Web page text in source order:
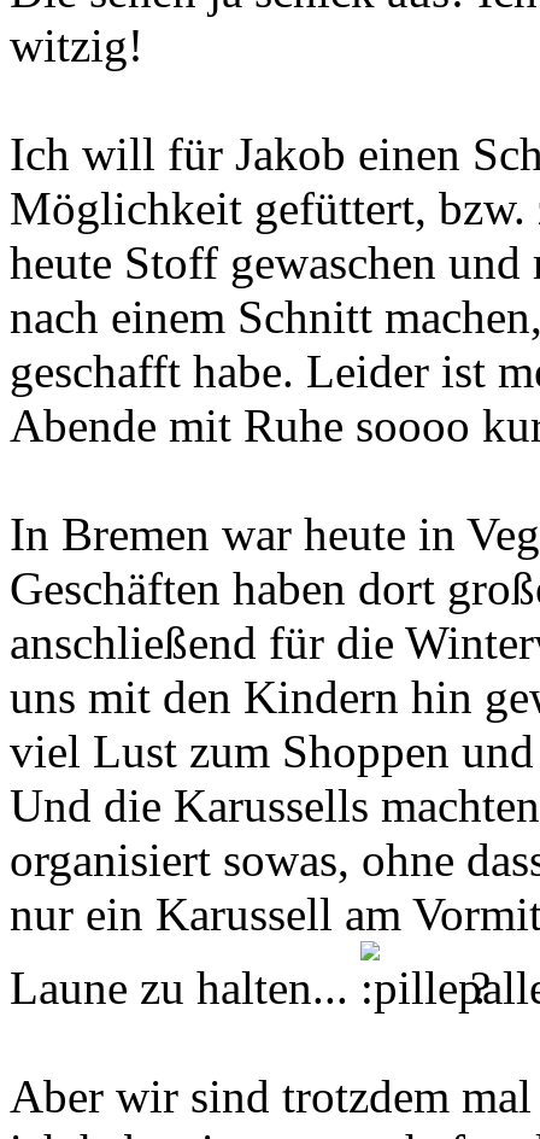
witzig!
Ich will für Jakob einen
Möglichkeit gefüttert,
heute Stoff gewaschen
nach einem Schnitt
geschafft habe. Leider ist
Abende mit Ruhe soooo
In Bremen war heute in
Geschäften haben dort
anschließend für die
uns mit den Kindern hin
viel Lust zum Shoppen
Und die Karussells
organisiert sowas, ohne
nur ein Karussell am
Laune zu halten...
?
Aber wir sind trotzdem